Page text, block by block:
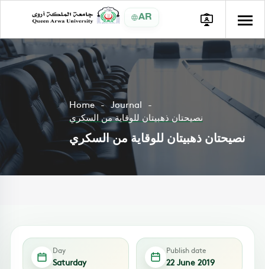
AR
Home
Journal
نصيحتان ذهبيتان للوقاية من السكري
نصيحتان ذهبيتان للوقاية من السكري
Day
Saturday
Publish date
22 June 2019